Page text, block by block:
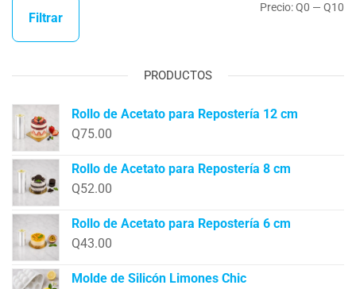
Filtrar
Precio:Q0 — Q10
PRODUCTOS
Rollo de Acetato para Repostería 12 cm
Q75.00
Rollo de Acetato para Repostería 8 cm
Q52.00
Rollo de Acetato para Repostería 6 cm
Q43.00
Molde de Silicón Limones Chic